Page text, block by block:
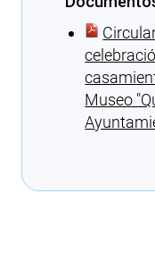
Museo